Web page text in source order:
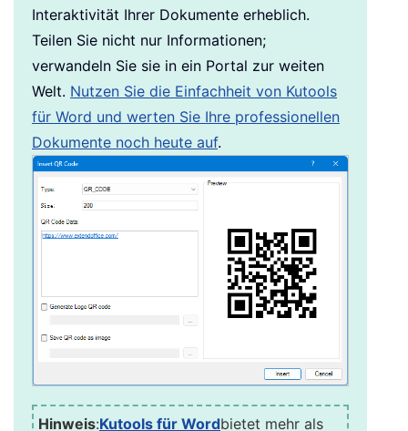
Interaktivität Ihrer Dokumente erheblich.
Teilen Sie nicht nur Informationen;
verwandeln Sie sie in ein Portal zur weiten
Welt. Nutzen Sie die Einfachheit von Kutools
für Word und werten Sie Ihre professionellen
Dokumente noch heute auf.
Hinweis:Kutools für Wordbietet mehr als